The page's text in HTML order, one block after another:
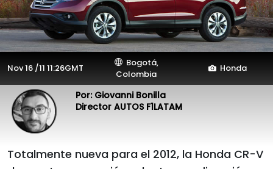
Nov 16 /11 11:26GMT
Bogotá,
Colombia
Honda
Por: Giovanni Bonilla
Director AUTOS F1LATAM
Totalmente nueva para el 2012, la Honda CR-V